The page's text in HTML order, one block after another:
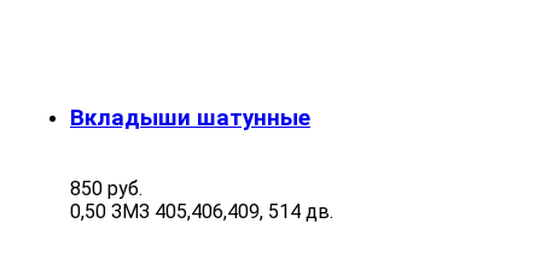
Вкладыши шатунные
850 руб.
0,50 ЗМЗ 405,406,409, 514 дв.